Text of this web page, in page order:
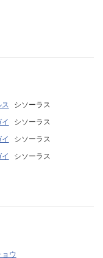
ス
シソーラス
シソーラス
シソーラス
シソーラス
ョウ